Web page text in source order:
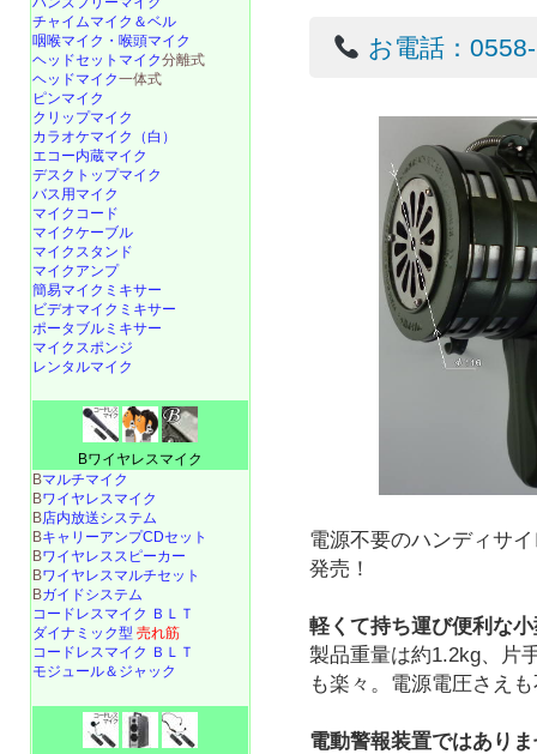
お電話：
電源不要のハンディサ
発売！
軽くて持ち運び便利な
製品重量は約1.2kg、片
も楽々。電源電圧さえ
電動警報装置ではあり
チャイムマイク＆ベル
咽喉マイク・喉頭マイク
ヘッドセットマイク分離式
ヘッドマイク一体式
ピンマイク
クリップマイク
カラオケマイク（白）
エコー内蔵マイク
デスクトップマイク
バス用マイク
マイクコード
マイクケーブル
マイクスタンド
マイクアンプ
簡易マイクミキサー
ビデオマイクミキサー
ポータブルミキサー
マイクスポンジ
レンタルマイク
Bワイヤレスマイク
Bマルチマイク
Bワイヤレスマイク
B店内放送システム
BキャリーアンプCDセット
Bワイヤレススピーカー
Bワイヤレスマルチセット
Bガイドシステム
コードレスマイク ＢＬＴ
ダイナミック型 売れ筋
コードレスマイク ＢＬＴ
モジュール＆ジャック